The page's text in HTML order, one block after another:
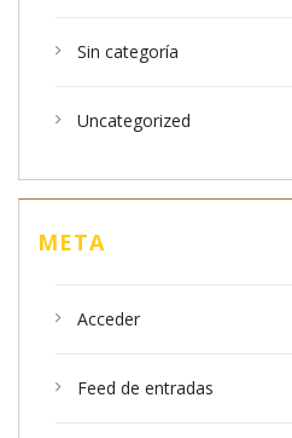
Sin categoría
Uncategorized
META
Acceder
Feed de entradas